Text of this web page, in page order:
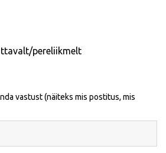
pereliikmelt
vastust (näiteks mis postitus, mis